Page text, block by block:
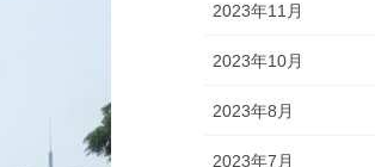
2023年11月
2023年10月
2023年8月
2023年7月